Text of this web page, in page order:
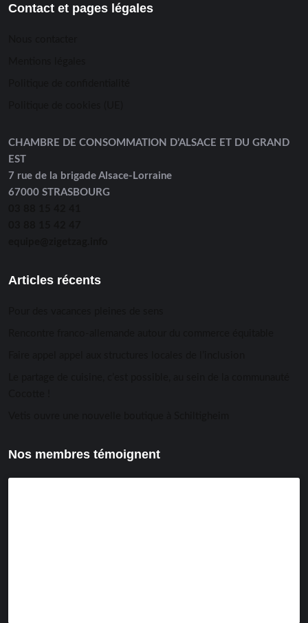
Contact et pages légales
CHAMBRE DE CONSOMMATION D’ALSACE ET DU GRAND
EST
7 rue de la brigade Alsace-Lorraine
67000 STRASBOURG
Articles récents
Nos membres témoignent